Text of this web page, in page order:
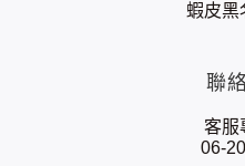
蝦皮黑
聯
客服
06-